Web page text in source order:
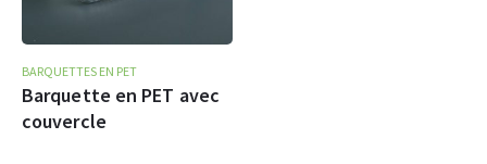
BARQUETTES EN PET
Barquette en PET avec
couvercle